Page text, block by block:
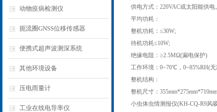
动物疫病检测仪
扼流圈GNSS位移传感器
便携式超声波测深系统
其他环境设备
压电雨量计
工业在线电导率仪
供电方式：220VAC或太阳能供电
平均功耗：
整机功耗：≤30W;
待机功耗≤10W;
绝缘电阻：≥2.5MΩ(漏电保护)
工作环境：0~70℃，0~85%RH(
整机结构：
整机尺寸：
小虫体虫情测报仪(KH-CQ-R9风